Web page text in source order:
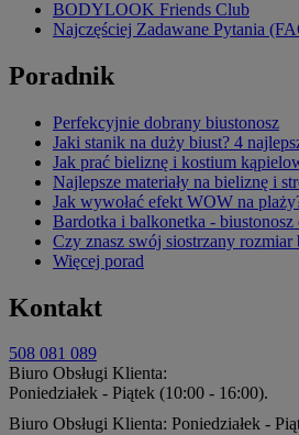
BODYLOOK Friends Club
Najczęściej Zadawane Pytania
Poradnik
Perfekcyjnie dobrany biustonosz
Jaki stanik na duży biust? 4
Jak prać bieliznę i kostium
Najlepsze materiały na bieliznę i
Jak wywołać efekt WOW na
Bardotka i balkonetka - biustonosz
Czy znasz swój siostrzany rozmiar
Więcej porad
Kontakt
508 081 089
Biuro Obsługi Klienta:
Poniedziałek - Piątek (10:00 - 16:00).
Biuro Obsługi Klienta: Poniedziałek -